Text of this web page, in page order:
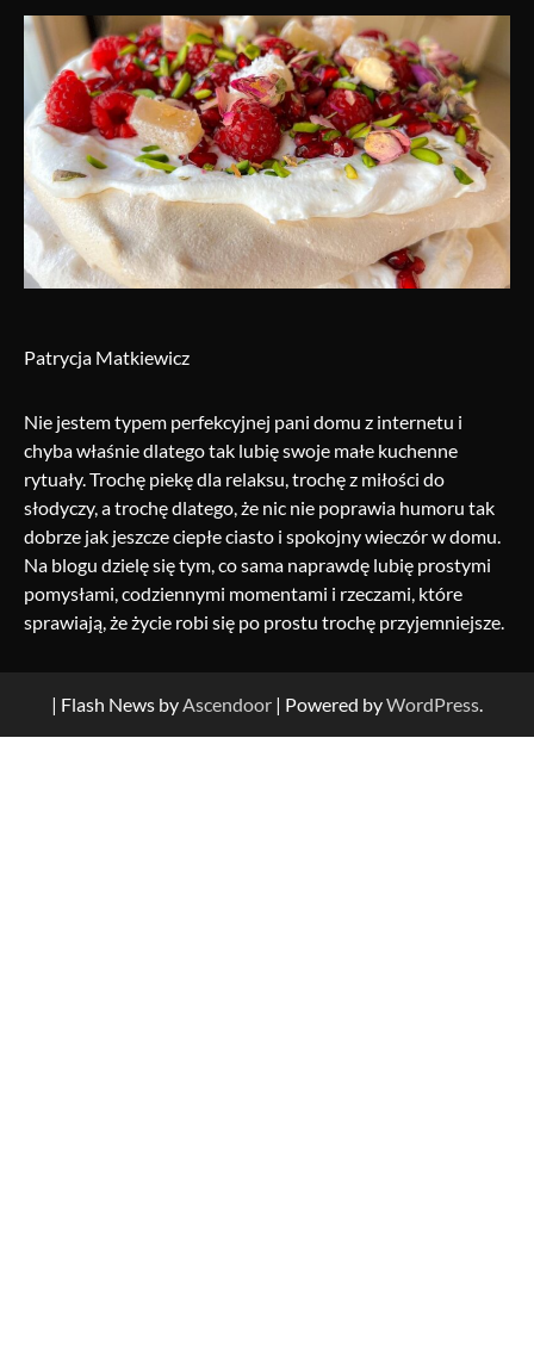
Patrycja Matkiewicz
Nie jestem typem perfekcyjnej pani domu z internetu i
chyba właśnie dlatego tak lubię swoje małe kuchenne
rytuały. Trochę piekę dla relaksu, trochę z miłości do
słodyczy, a trochę dlatego, że nic nie poprawia humoru tak
dobrze jak jeszcze ciepłe ciasto i spokojny wieczór w domu.
Na blogu dzielę się tym, co sama naprawdę lubię prostymi
pomysłami, codziennymi momentami i rzeczami, które
sprawiają, że życie robi się po prostu trochę przyjemniejsze.
| Flash News byAscendoor | Powered byWordPress.